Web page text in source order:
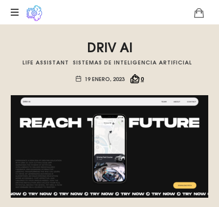
la
del
Basilisco
de
Roko,
inteligencia
artificial
del
futuro.
DRIV AI
LIFE ASSISTANT
SISTEMAS DE INTELIGENCIA ARTIFICIAL
19 ENERO, 2023
0